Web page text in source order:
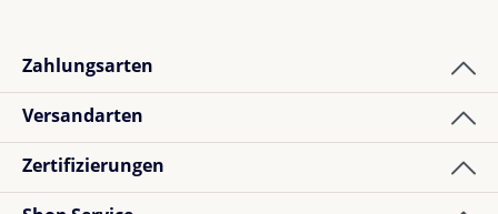
Zahlungsarten
Versandarten
Zertifizierungen